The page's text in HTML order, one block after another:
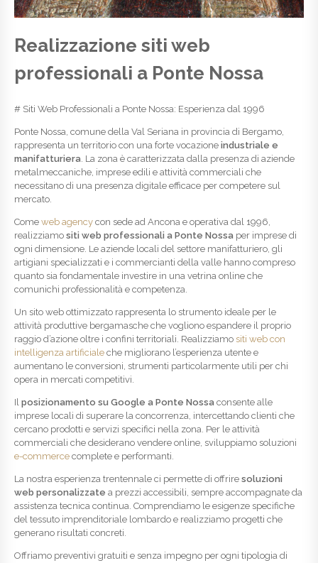
Realizzazione siti web
professionali a Ponte Nossa
# Siti Web Professionali a Ponte Nossa: Esperienza dal 1996
Ponte Nossa, comune della Val Seriana in provincia di Bergamo,
rappresenta un territorio con una forte vocazione industriale e
manifatturiera. La zona è caratterizzata dalla presenza di aziende
metalmeccaniche, imprese edili e attività commerciali che
necessitano di una presenza digitale efficace per competere sul
mercato.
Come web agency con sede ad Ancona e operativa dal 1996,
realizziamo siti web professionali a Ponte Nossa per imprese di
ogni dimensione. Le aziende locali del settore manifatturiero, gli
artigiani specializzati e i commercianti della valle hanno compreso
quanto sia fondamentale investire in una vetrina online che
comunichi professionalità e competenza.
Un sito web ottimizzato rappresenta lo strumento ideale per le
attività produttive bergamasche che vogliono espandere il proprio
raggio d’azione oltre i confini territoriali. Realizziamo siti web con
intelligenza artificiale che migliorano l’esperienza utente e
aumentano le conversioni, strumenti particolarmente utili per chi
opera in mercati competitivi.
Il posizionamento su Google a Ponte Nossa consente alle
imprese locali di superare la concorrenza, intercettando clienti che
cercano prodotti e servizi specifici nella zona. Per le attività
commerciali che desiderano vendere online, sviluppiamo soluzioni
e-commerce complete e performanti.
La nostra esperienza trentennale ci permette di offrire soluzioni
web personalizzate a prezzi accessibili, sempre accompagnate da
assistenza tecnica continua. Comprendiamo le esigenze specifiche
del tessuto imprenditoriale lombardo e realizziamo progetti che
generano risultati concreti.
Offriamo preventivi gratuiti e senza impegno per ogni tipologia di